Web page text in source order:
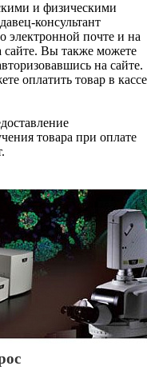
и физическими
консультант
электронной почте и на
сайте. Вы также можете
на сайте.
оплатить товар в кассе
товара при оплате